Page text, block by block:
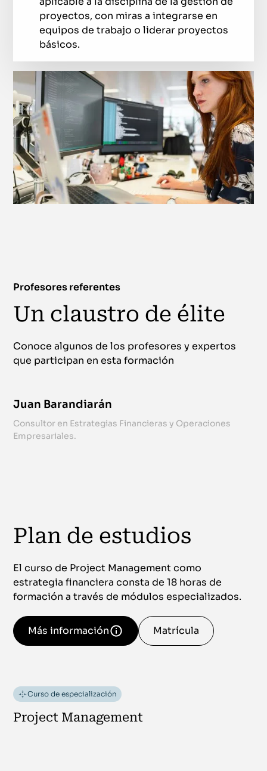
proyectos, con miras a integrarse en
equipos de trabajo o liderar proyectos
básicos.
Profesores referentes
Un claustro de élite
Conoce algunos de los profesores y expertos
que participan en esta formación
Juan Barandiarán
Consultor en Estrategias Financieras y Operaciones
Empresariales.
Plan de estudios
El curso de Project Management como
estrategia financiera consta de 18 horas de
formación a través de módulos especializados.
Más información Matrícula
Curso de especialización
Project Management